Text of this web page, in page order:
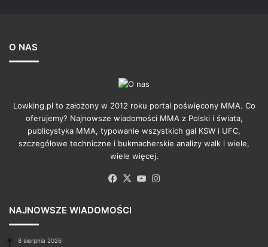
O NAS
Lowking.pl to założony w 2012 roku portal poświęcony MMA. Co
oferujemy? Najnowsze wiadomości MMA z Polski i świata,
publicystyka MMA, typowanie wszystkich gal KSW i UFC,
szczegółowe techniczne i bukmacherskie analizy walk i wiele,
wiele więcej.
Facebook
X YouTube
NAJNOWSZE WIADOMOŚCI
8 sierpnia 2026